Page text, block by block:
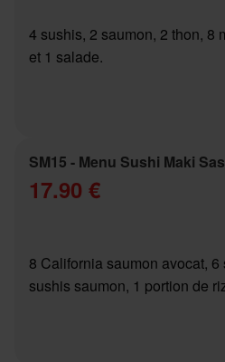
4 sushis, 2 saumon, 2 thon, 8
et 1 salade.
SM15 - Menu Sushi Maki
17.90 €
8 California saumon avocat,
sushis saumon, 1 portion de